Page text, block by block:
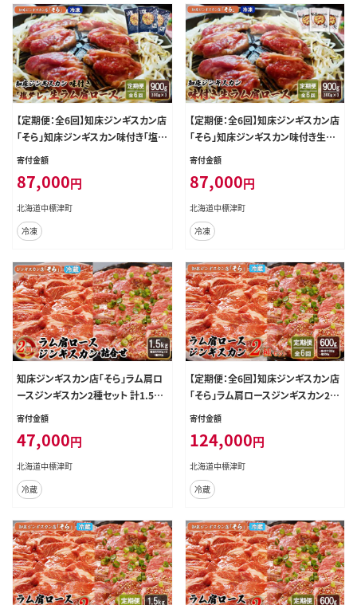
【定期便：全6回】知床ジンギスカン店
「そら」知床ジンギスカン味付き「塩ダ
レ」生ラム肩ロース900g（300g×3）
寄付金額
87,000円
北海道中標津町
冷凍
【定期便：全6回】知床ジンギスカン店
「そら」知床ジンギスカン味付き生ラ
ム肩ロース900g（300g×3）【16016
寄付金額
87,000円
北海道中標津町
冷凍
知床ジンギスカン店「そら」ラム肩ロ
ースジンギスカン2種セット 計1.5kg
（味付け500g×2・塩×500g）【1600
寄付金額
47,000円
北海道中標津町
冷蔵
【定期便：全6回】知床ジンギスカン店
「そら」ラム肩ロースジンギスカン2種
セット×計600g（味付け×300g・塩
寄付金額
124,000円
北海道中標津町
冷蔵